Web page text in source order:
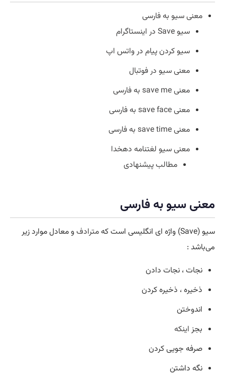
معنی سیو به فارسی
سیو Save در اینستاگرام
سیو کردن پیام در واتس اپ
معنی سیو در فوتبال
معنی save me به فارسی
معنی save face به فارسی
معنی save time به فارسی
معنی سیو لغتنامه دهخدا
مطالب پیشنهادی
معنی سیو به فارسی
سیو (Save) واژه ای انگلیسی است که مترادفو معادل موارد زیر
می‌باشد :
نجات ، نجات دادن
ذخیره ، ذخیره کردن
اندوختن
بجز اینکه
صرفه جویی کردن
نگه داشتن